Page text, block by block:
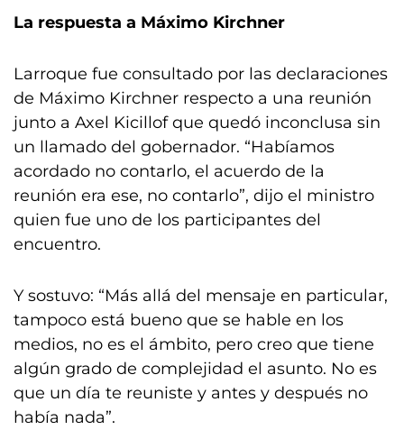
La respuesta a Máximo Kirchner
Larroque fue consultado por las declaraciones
de Máximo Kirchner respecto a una reunión
junto a Axel Kicillof que quedó inconclusa sin
un llamado del gobernador. “Habíamos
acordado no contarlo, el acuerdo de la
reunión era ese, no contarlo”, dijo el ministro
quien fue uno de los participantes del
encuentro.
Y sostuvo: “Más allá del mensaje en particular,
tampoco está bueno que se hable en los
medios, no es el ámbito, pero creo que tiene
algún grado de complejidad el asunto. No es
que un día te reuniste y antes y después no
había nada”.